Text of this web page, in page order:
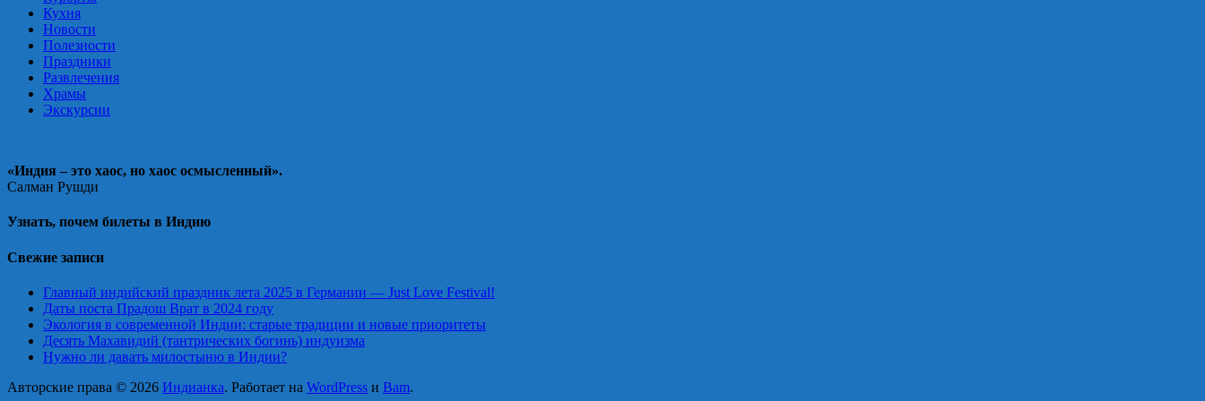
Кухня
Новости
Полезности
Праздники
Развлечения
Храмы
Экскурсии
«Индия – это хаос, но хаос осмысленный».
Салман Рушди
Узнать, почем билеты в Индию
Свежие записи
Главный индийский праздник лета 2025 в Германии — Just Love Festival!
Даты поста Прадош Врат в 2024 году
Экология в современной Индии: старые традиции и новые приоритеты
Десять Махавидий (тантрических богинь) индуизма
Нужно ли давать милостыню в Индии?
Авторские права © 2026 Индианка. Работает на WordPress и Bam.